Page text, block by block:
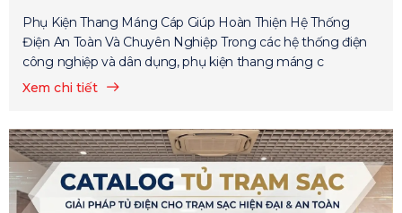
Phụ Kiện Thang Máng Cáp Giúp Hoàn Thiện Hệ Thống
Điện An Toàn Và Chuyên Nghiệp Trong các hệ thống điện
công nghiệp và dân dụng, phụ kiện thang máng c
Xem chi tiết